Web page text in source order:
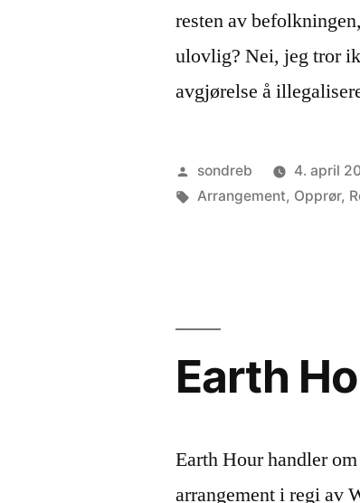
resten av
ulovlig? Nei, jeg tror
avgjørelse å
Publisert
av
sondreb 4. april
Stikkord:
Arrangement, Opprør,
Earth
Earth Hour handler
arrangement i regi av